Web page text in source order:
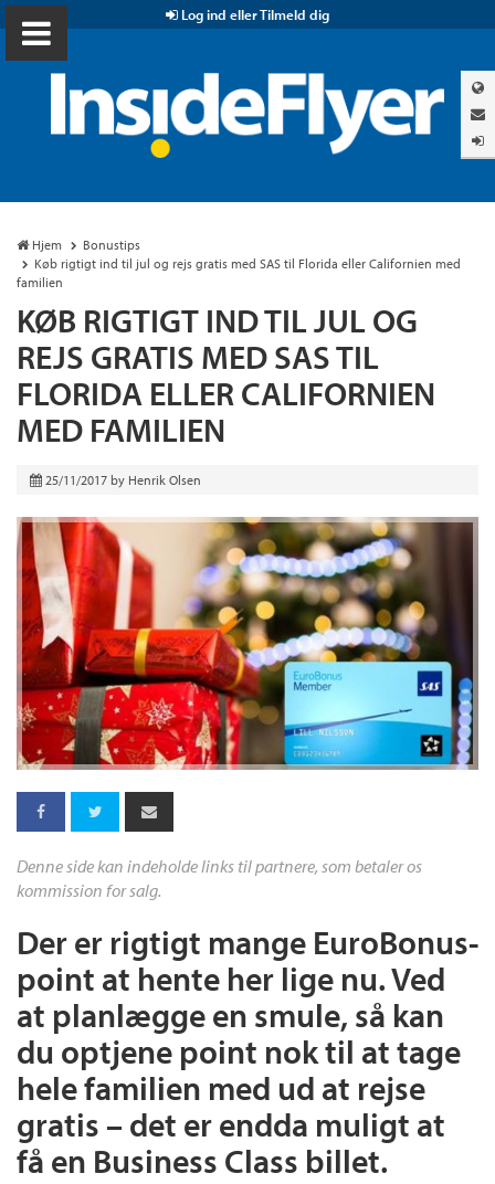
Log ind eller Tilmeld dig
Hjem
Bonustips
Køb rigtigt ind til jul og rejs gratis med SAS til Florida eller Californien med
familien
KØB RIGTIGT IND TIL JUL OG
REJS GRATIS MED SAS TIL
FLORIDA ELLER CALIFORNIEN
MED FAMILIEN
25/11/2017 by Henrik Olsen
Denne side kan indeholde links til partnere, som betaler os
kommission for salg.
Der er rigtigt mange EuroBonus-
point at hente her lige nu. Ved
at planlægge en smule, så kan
du optjene point nok til at tage
hele familien med ud at rejse
gratis – det er endda muligt at
få en Business Class billet.